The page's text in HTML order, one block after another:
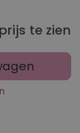
te zien